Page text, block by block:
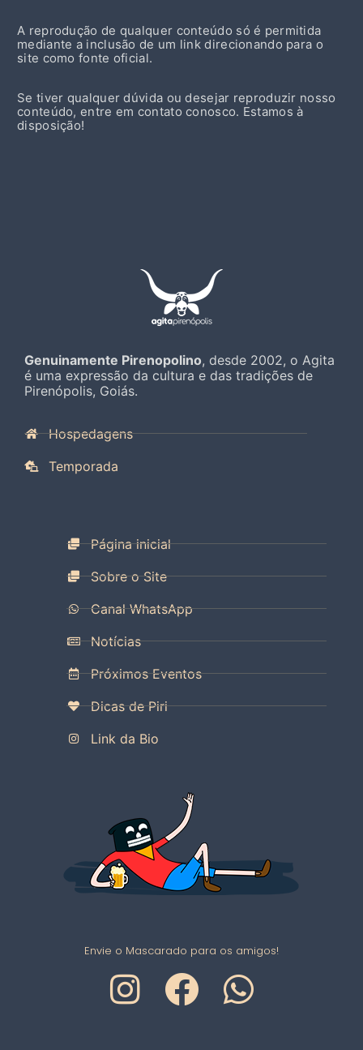
A reprodução de qualquer conteúdo só é permitida
mediante a inclusão de um link direcionando para o
site como fonte oficial.
Se tiver qualquer dúvida ou desejar reproduzir nosso
conteúdo, entre em contato conosco. Estamos à
disposição!
Genuinamente Pirenopolino, desde 2002, o Agita
é uma expressão da cultura e das tradições de
Pirenópolis, Goiás.
Hospedagens
Temporada
Página inicial
Sobre o Site
Canal WhatsApp
Notícias
Próximos Eventos
Dicas de Piri
Link da Bio
Envie o Mascarado para os amigos!